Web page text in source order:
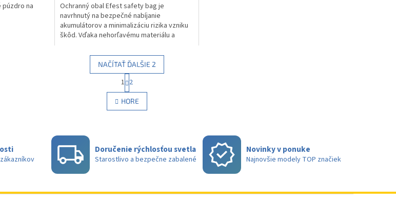
na
Ochranný obal Efest safety bag je
navrhnutý na bezpečné nabíjanie
akumulátorov a minimalizáciu rizika vzniku
škôd. Vďaka nehorľavému materiálu a
O
v
l
c
i
e
v
NAČÍTAŤ ĎALŠIE 2
S
t
r
á
n
a
n
i
1 2
HORE
Doručenie rýchlosťou svetla
Starostlivo a bezpečne zabalené
Novinky v ponuke
Najnovšie modely TOP značiek